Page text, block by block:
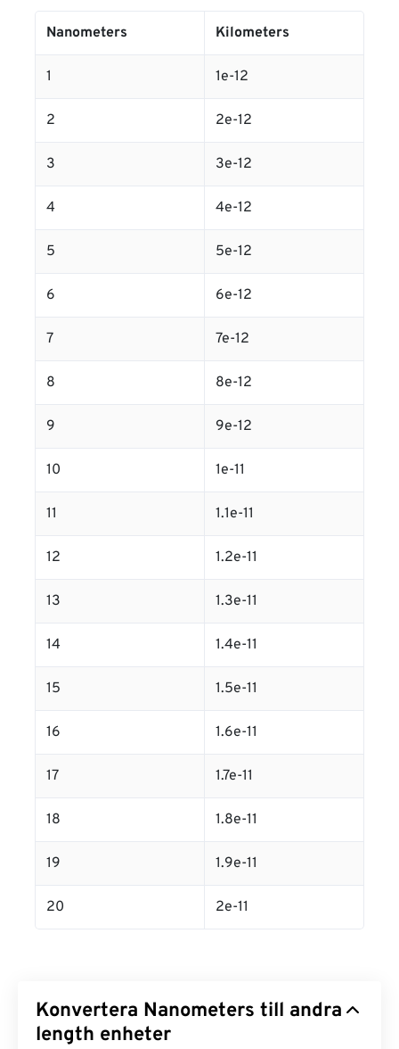
Nanometers Kilometers
1 1e-12
2 2e-12
3 3e-12
4 4e-12
5 5e-12
6 6e-12
7 7e-12
8 8e-12
9 9e-12
10 1e-11
11 1.1e-11
12 1.2e-11
13 1.3e-11
14 1.4e-11
15 1.5e-11
16 1.6e-11
17 1.7e-11
18 1.8e-11
19 1.9e-11
20 2e-11
Konvertera Nanometers till andra
length enheter